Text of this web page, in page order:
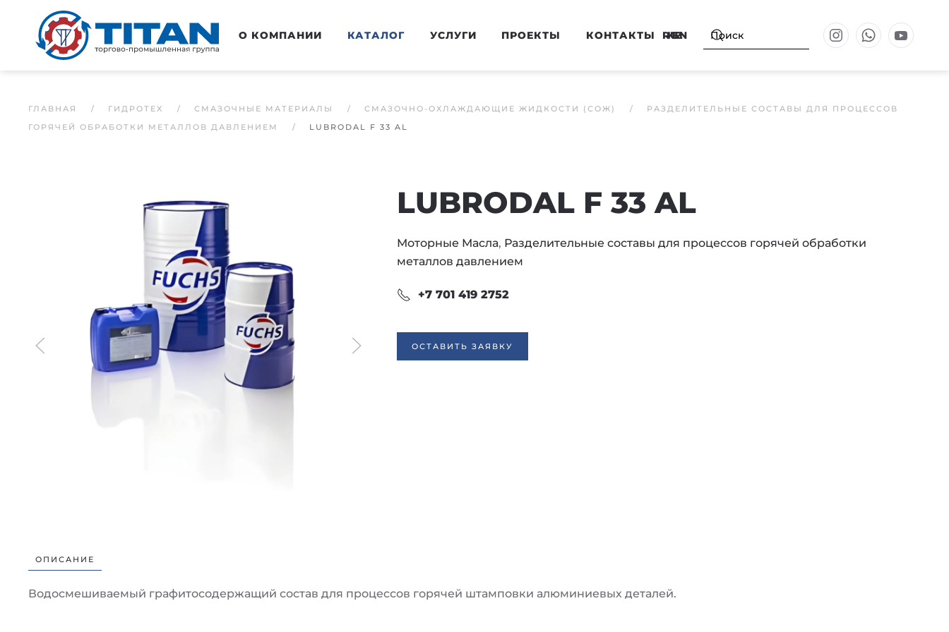
Перейти к основному содержанию О КОМПАНИИ КАТАЛОГ УСЛУГИ ПРОЕКТЫ КОНТАКТЫ RU
KZ
EN
ГЛАВНАЯ ГИДРОТЕХ СМАЗОЧНЫЕ МАТЕРИАЛЫ СМАЗОЧНО-ОХЛАЖДАЮЩИЕ ЖИДКОСТИ (СОЖ)
РАЗДЕЛИТЕЛЬНЫЕ СОСТАВЫ ДЛЯ ПРОЦЕССОВ
ГОРЯЧЕЙ ОБРАБОТКИ МЕТАЛЛОВ ДАВЛЕНИЕМ
LUBRODAL F 33 AL
LUBRODAL F 33 AL
Моторные Масла, Разделительные составы для процессов горячей обработки
металлов давлением
+7 701 419 2752
ОСТАВИТЬ ЗАЯВКУ
ОПИСАНИЕ
Водосмешиваемый графитосодержащий состав для процессов горячей штамповки алюминиевых деталей.